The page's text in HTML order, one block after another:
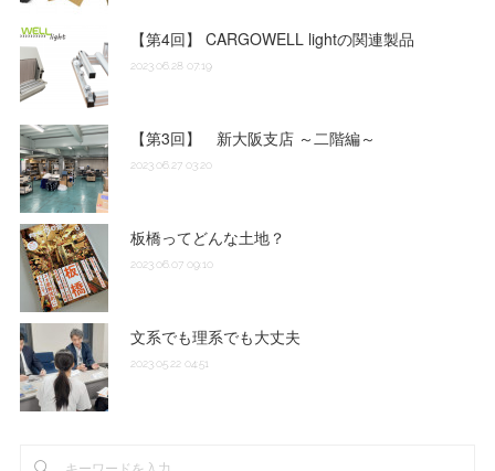
(2)
(3)
(3)
(1)
(2)
【第4回】 CARGOWELL lightの関連製品
2023.06.28 07:19
【第3回】 新大阪支店 ～二階編～
2023.06.27 03:20
板橋ってどんな土地？
2023.06.07 09:10
文系でも理系でも大丈夫
2023.05.22 04:51